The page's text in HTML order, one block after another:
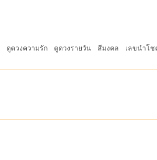
ดูดวงความรัก ดูดวงรายวัน สีมงคล เลขนำโช